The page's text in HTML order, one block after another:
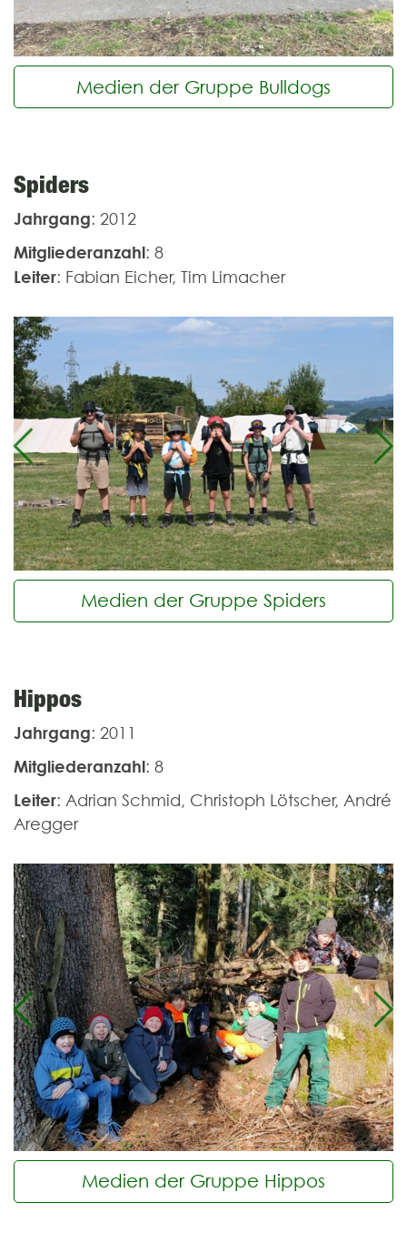
Medien der Gruppe Bulldogs
Spiders
Jahrgang: 2012
Mitgliederanzahl: 8
Leiter: Fabian Eicher, Tim Limacher
Previous
Medien der Gruppe Spiders
Hippos
Jahrgang: 2011
Mitgliederanzahl: 8
Leiter: Adrian Schmid, Christoph Lötscher, André
Aregger
Previous
Medien der Gruppe Hippos